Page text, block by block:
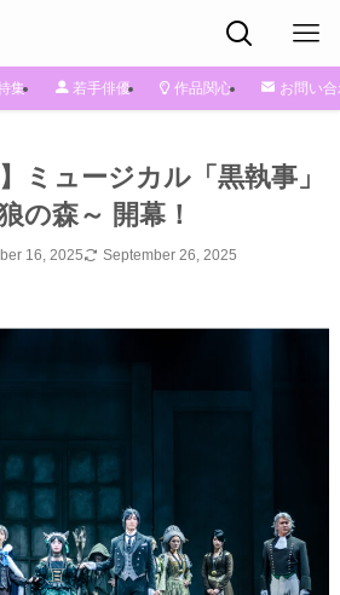
集 若手俳優 作品関心 お問い
ミュージカル「黒執事」
の森～ 開幕！
16, 2025 September 26, 2025